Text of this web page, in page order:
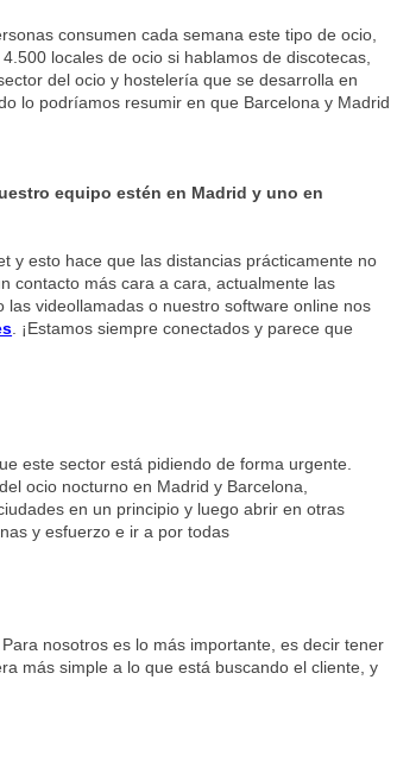
consumen cada semana este tipo de ocio,
locales de ocio si hablamos de discotecas,
del ocio y hostelería que se desarrolla en
lo podríamos resumir en que Barcelona y Madrid
equipo estén en Madrid y uno en
y esto hace que las distancias prácticamente no
contacto más cara a cara, actualmente las
videollamadas o nuestro software online nos
. ¡Estamos siempre conectados y parece que
este sector está pidiendo de forma urgente.
ocio nocturno en Madrid y Barcelona,
en un principio y luego abrir en otras
y esfuerzo e ir a por todas
nosotros es lo más importante, es decir tener
más simple a lo que está buscando el cliente, y